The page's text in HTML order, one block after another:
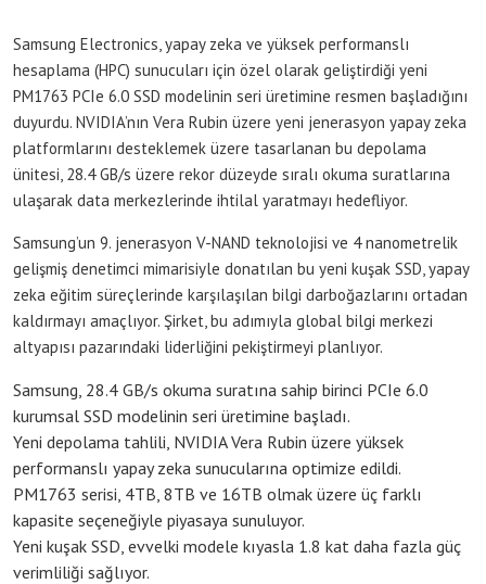
Samsung Electronics, yapay zeka ve yüksek performanslı
hesaplama (HPC) sunucuları için özel olarak geliştirdiği yeni
PM1763 PCIe 6.0 SSD modelinin seri üretimine resmen başladığını
duyurdu. NVIDIA’nın Vera Rubin üzere yeni jenerasyon yapay zeka
platformlarını desteklemek üzere tasarlanan bu depolama
ünitesi, 28.4 GB/s üzere rekor düzeyde sıralı okuma suratlarına
ulaşarak data merkezlerinde ihtilal yaratmayı hedefliyor.
Samsung’un 9. jenerasyon V-NAND teknolojisi ve 4 nanometrelik
gelişmiş denetimci mimarisiyle donatılan bu yeni kuşak SSD, yapay
zeka eğitim süreçlerinde karşılaşılan bilgi darboğazlarını ortadan
kaldırmayı amaçlıyor. Şirket, bu adımıyla global bilgi merkezi
altyapısı pazarındaki liderliğini pekiştirmeyi planlıyor.
Samsung, 28.4 GB/s okuma suratına sahip birinci PCIe 6.0
kurumsal SSD modelinin seri üretimine başladı.
Yeni depolama tahlili, NVIDIA Vera Rubin üzere yüksek
performanslı yapay zeka sunucularına optimize edildi.
PM1763 serisi, 4TB, 8TB ve 16TB olmak üzere üç farklı
kapasite seçeneğiyle piyasaya sunuluyor.
Yeni kuşak SSD, evvelki modele kıyasla 1.8 kat daha fazla güç
verimliliği sağlıyor.